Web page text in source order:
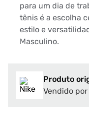
para um dia de
tênis é a escolha
estilo e
Masculino.
Produto
Vendido